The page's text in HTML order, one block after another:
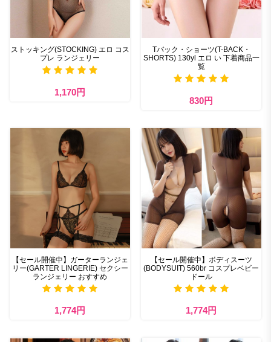
ストッキング(STOCKING) エロ コス
プレ ランジェリー
1,170円
Tバック・ショーツ(T-BACK・
SHORTS) 130yl エロ い 下着商品一
覧
830円
【セール開催中】ガーターランジェ
リー(GARTER LINGERIE) セクシー
ランジェリー おすすめ
1,774円
【セール開催中】ボディスーツ
(BODYSUIT) 560br コスプレベビー
ドール
1,774円